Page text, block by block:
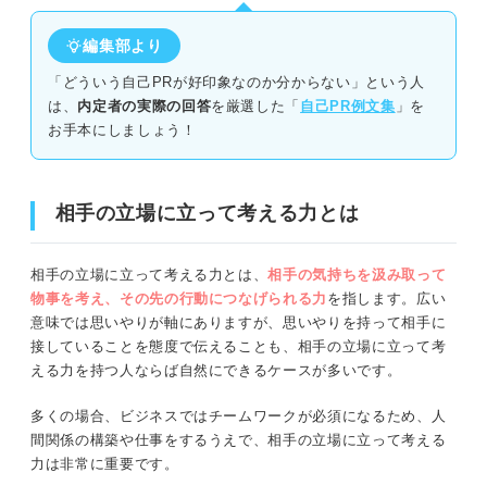
編集部より
「どういう自己PRが好印象なのか分からない」という人
は、 内定者の実際の回答を厳選した「 自己PR例文集 」を
お手本にしましょう！
相手の立場に立って考える力とは
相手の立場に立って考える力とは、相手の気持ちを汲み取って
物事を考え、その先の行動につなげられる力 を指します。広い
意味では思いやりが軸にありますが、思いやりを持って相手に
接していることを態度で伝えることも、相手の立場に立って考
える力を持つ人ならば自然にできるケースが多いです。
多くの場合、ビジネスではチームワークが必須になるため、人
間関係の構築や仕事をするうえで、相手の立場に立って考える
力は非常に重要です。
目に見える成果を出せない印象がある！ 具体的な成果をアピ
ールしよう
相手の立場に立って考える力をテーマにした自己PR例文5
選
③ボランティア
④留学
⑤ゼミ
相手の立場に立って考える力を養う7つの方法